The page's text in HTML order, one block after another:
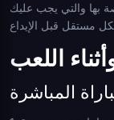
بها والتي يجب عليك
اللعب
المباشرة